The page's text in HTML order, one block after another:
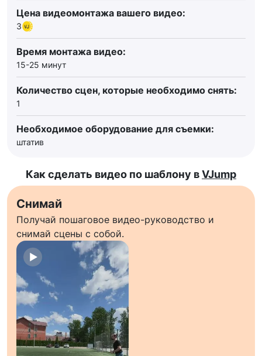
Цена видеомонтажа вашего видео:
3
Время монтажа видео:
15-25 минут
Количество сцен, которые необходимо снять:
1
Необходимое оборудование для съемки:
штатив
Как сделать видео по шаблону вVJump
Снимай
Получай пошаговое видео-руководство и
снимай сцены с собой.